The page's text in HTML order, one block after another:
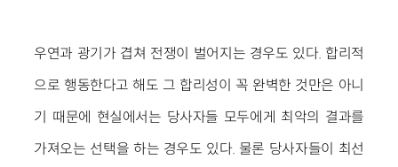
우연과 광기가 겹쳐 전쟁이 벌어지는 경우도 있다. 합리적
으로 행동한다고 해도 그 합리성이 꼭 완벽한 것만은 아니
기 때문에 현실에서는 당사자들 모두에게 최악의 결과를
가져오는 선택을 하는 경우도 있다. 물론 당사자들이 최선